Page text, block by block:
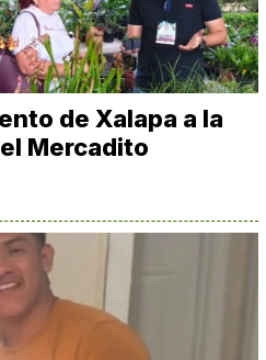
de Xalapa a la
Mercadito